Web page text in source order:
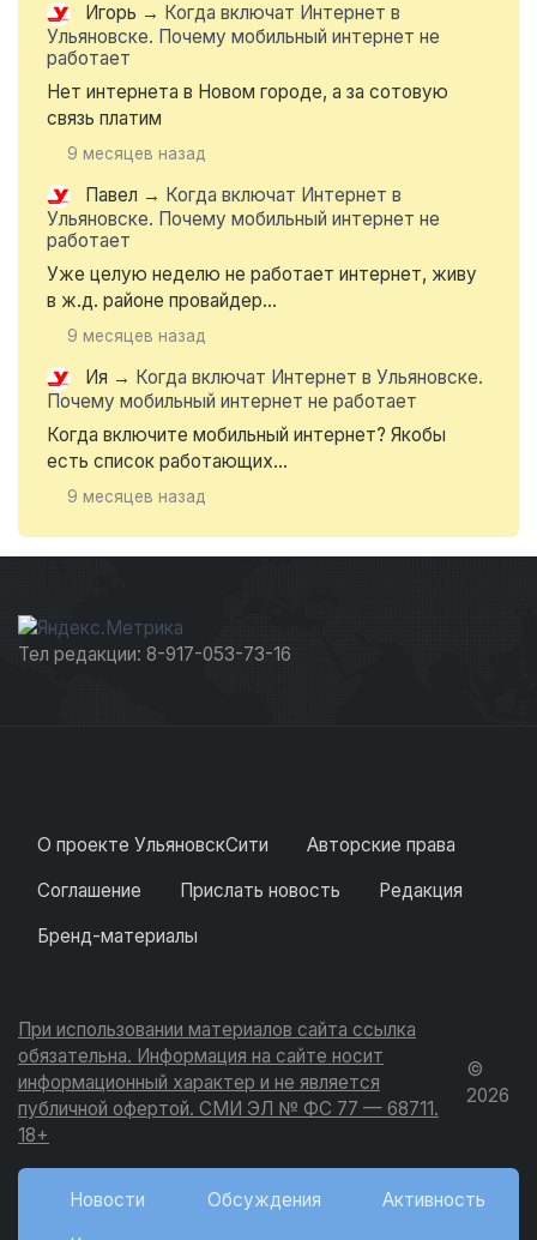
Игорь → Когда включат Интернет в
Ульяновске. Почему мобильный интернет не
работает
Нет интернета в Новом городе, а за сотовую
связь платим
9 месяцев назад
Павел → Когда включат Интернет в
Ульяновске. Почему мобильный интернет не
работает
Уже целую неделю не работает интернет, живу
в ж.д. районе провайдер...
9 месяцев назад
Ия → Когда включат Интернет в Ульяновске.
Почему мобильный интернет не работает
Когда включите мобильный интернет? Якобы
есть список работающих...
9 месяцев назад
Тел редакции: 8-917-053-73-16
О проекте УльяновскСити
Авторские права
Соглашение
Прислать новость
Редакция
Бренд-материалы
При использовании материалов сайта ссылка
обязательна. Информация на сайте носит
информационный характер и не является
публичной офертой. СМИ ЭЛ № ФС 77 — 68711.
18+
©
2026
Новости Обсуждения
Активность